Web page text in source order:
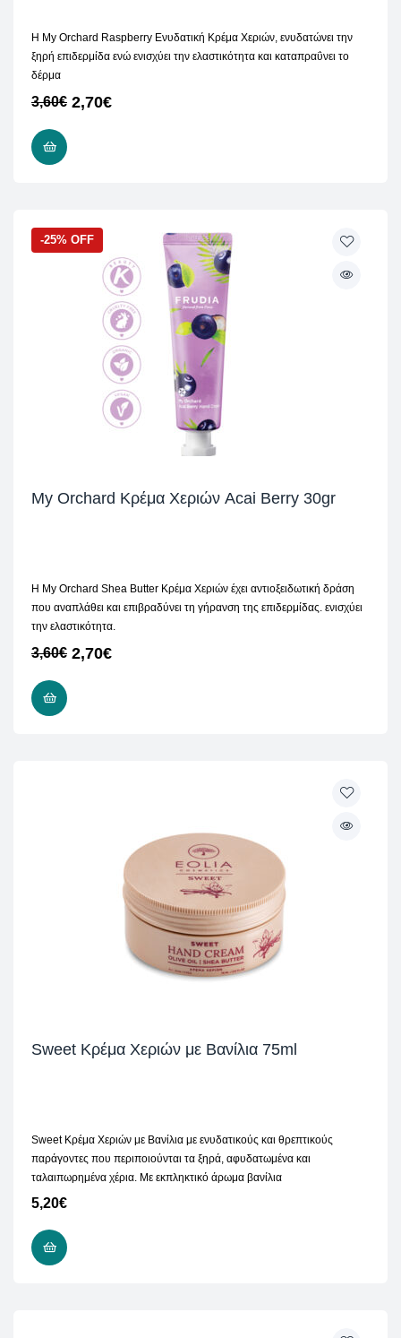
Η My Orchard Raspberry Ενυδατική Κρέμα Χεριών, ενυδατώνει την
ξηρή επιδερμίδα ενώ ενισχύει την ελαστικότητα και καταπραΰνει το
δέρμα
3,60€ 2,70€
-25% OFF
My Orchard Κρέμα Χεριών Acai Berry 30gr
Η My Orchard Shea Butter Κρέμα Χεριών έχει αντιοξειδωτική δράση
που αναπλάθει και επιβραδύνει τη γήρανση της επιδερμίδας. ενισχύει
την ελαστικότητα.
3,60€ 2,70€
Sweet Κρέμα Χεριών με Βανίλια 75ml
Sweet Κρέμα Χεριών με Βανίλια με ενυδατικούς και θρεπτικούς
παράγοντες που περιποιούνται τα ξηρά, αφυδατωμένα και
ταλαιπωρημένα χέρια. Με εκπληκτικό άρωμα βανίλια
5,20€